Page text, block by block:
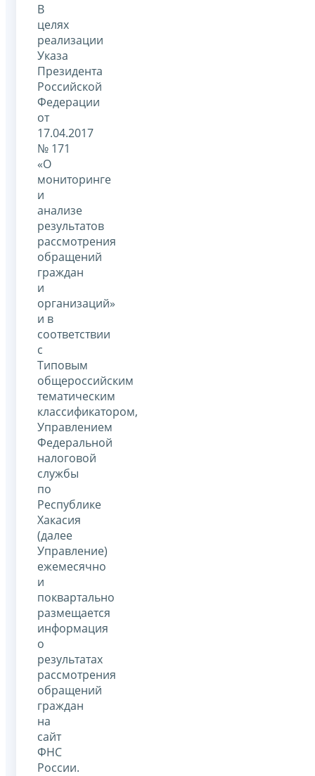
В
целях
реализации
Указа
Президента
Российской
Федерации
от
17.04.2017
№ 171
«О
мониторинге
и
анализе
результатов
рассмотрения
обращений
граждан
и
организаций»
и в
соответствии
с
Типовым
общероссийским
тематическим
классификатором,
Управлением
Федеральной
налоговой
службы
по
Республике
Хакасия
(далее
Управление)
ежемесячно
и
поквартально
размещается
информация
о
результатах
рассмотрения
обращений
граждан
на
сайт
ФНС
России.